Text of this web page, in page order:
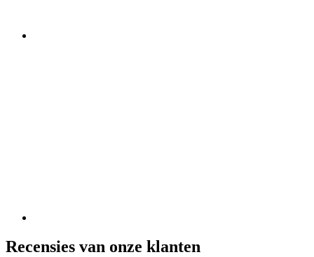
Recensies van onze klanten